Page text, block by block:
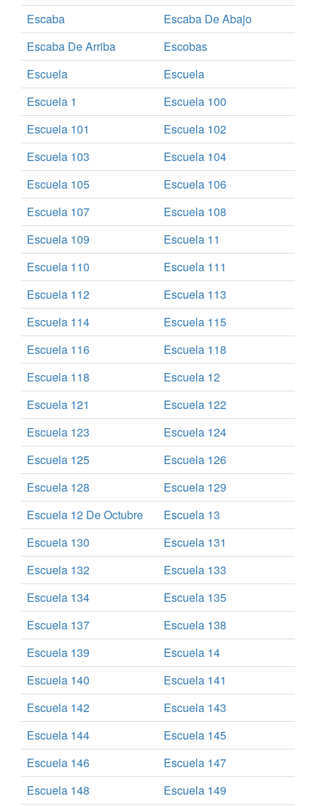
Escaba
Escaba De Abajo
Escaba De Arriba
Escobas
Escuela
Escuela
Escuela 1
Escuela 100
Escuela 101
Escuela 102
Escuela 103
Escuela 104
Escuela 105
Escuela 106
Escuela 107
Escuela 108
Escuela 109
Escuela 11
Escuela 110
Escuela 111
Escuela 112
Escuela 113
Escuela 114
Escuela 115
Escuela 116
Escuela 118
Escuela 118
Escuela 12
Escuela 121
Escuela 122
Escuela 123
Escuela 124
Escuela 125
Escuela 126
Escuela 128
Escuela 129
Escuela 12 De Octubre
Escuela 13
Escuela 130
Escuela 131
Escuela 132
Escuela 133
Escuela 134
Escuela 135
Escuela 137
Escuela 138
Escuela 139
Escuela 14
Escuela 140
Escuela 141
Escuela 142
Escuela 143
Escuela 144
Escuela 145
Escuela 146
Escuela 147
Escuela 148
Escuela 149